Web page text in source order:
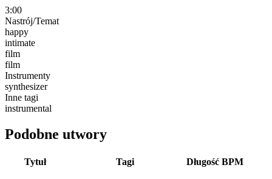
3:00
Nastrój/Temat
happy
intimate
film
film
Instrumenty
synthesizer
Inne tagi
instrumental
Podobne utwory
Tytuł Tagi Długość BPM